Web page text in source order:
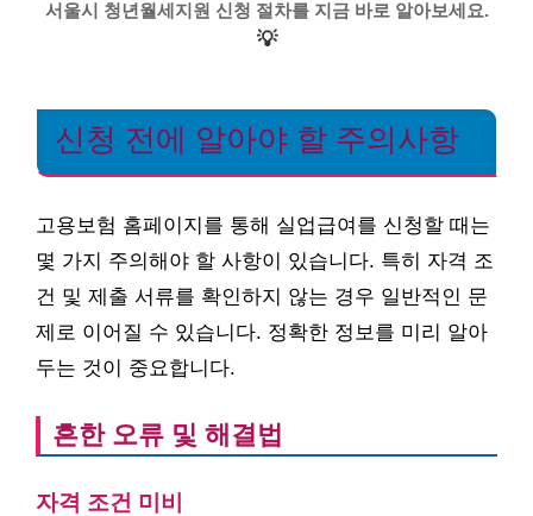
서울시 청년월세지원 신청 절차를 지금 바로 알아보세요.
💡
신청 전에 알아야 할 주의사항
고용보험 홈페이지를 통해 실업급여를 신청할 때는
몇 가지 주의해야 할 사항이 있습니다. 특히 자격 조
건 및 제출 서류를 확인하지 않는 경우 일반적인 문
제로 이어질 수 있습니다. 정확한 정보를 미리 알아
두는 것이 중요합니다.
흔한 오류 및 해결법
자격 조건 미비